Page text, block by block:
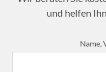
und helfen
Name,